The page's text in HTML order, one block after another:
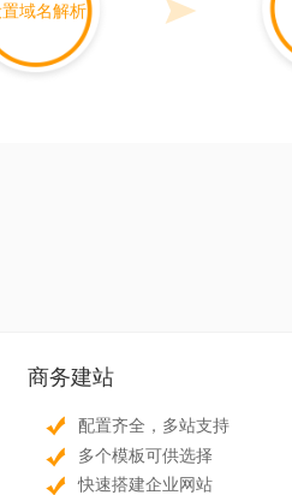
域名解析
商务建站
配置齐全，多站支持
多个模板可供选择
快速搭建企业网站